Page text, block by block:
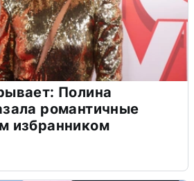
Полина
романтичные
избранником